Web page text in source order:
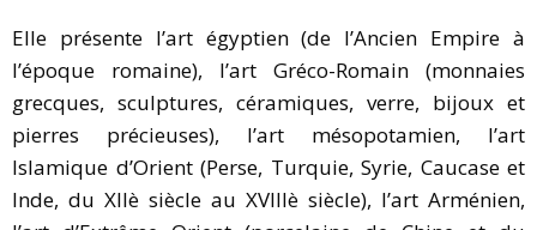
Elle présente l’art égyptien (de l’Ancien Empire à
l’époque romaine), l’art Gréco-Romain (monnaies
grecques, sculptures, céramiques, verre, bijoux et
pierres précieuses), l’art mésopotamien, l’art
Islamique d’Orient (Perse, Turquie, Syrie, Caucase et
Inde, du XIIè siècle au XVIIIè siècle), l’art Arménien,